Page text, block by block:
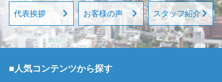
代表挨拶 お客様の声 スタッフ紹介
■人気コンテンツから探す